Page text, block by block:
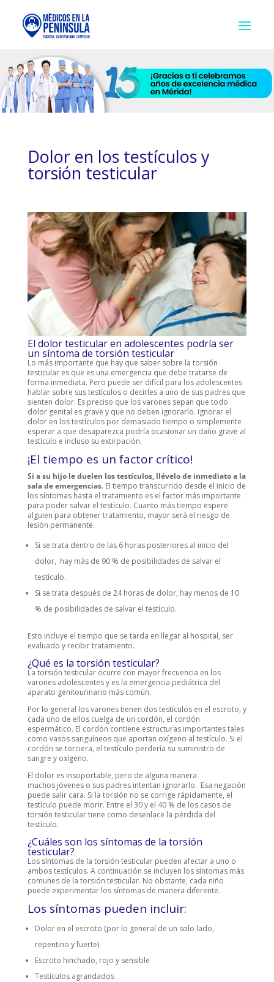
Dolor en los testículos y
torsión testicular
El dolor testicular en adolescentes podría ser
un síntoma de torsión testicular
Lo más importante que hay que saber sobre la torsión
testicular es que es una emergencia que debe tratarse de
forma inmediata. Pero puede ser difícil para los adolescentes
hablar sobre sus testículos o decirles a uno de sus padres que
sienten dolor. Es preciso que los varones sepan que todo
dolor genital es grave y que no deben ignorarlo. Ignorar el
dolor en los testículos por demasiado tiempo o simplemente
esperar a que desaparezca podría ocasionar un daño grave al
testículo e incluso su extirpación.
¡El tiempo es un factor crítico!
Si a su hijo le duelen los testículos, llévelo de inmediato a la
sala de emergencias. El tiempo transcurrido desde el inicio de
los síntomas hasta el tratamiento es el factor más importante
para poder salvar el testículo. Cuanto más tiempo espere
alguien para obtener tratamiento, mayor será el riesgo de
lesión permanente.
Si se trata dentro de las 6 horas posteriores al inicio del
dolor, hay más de 90 % de posibilidades de salvar el
testículo.
Si se trata después de 24 horas de dolor, hay menos de 10
% de posibilidades de salvar el testículo.
Esto incluye el tiempo que se tarda en llegar al hospital, ser
evaluado y recibir tratamiento.
¿Qué es la torsión testicular?
La torsión testicular ocurre con mayor frecuencia en los
varones adolescentes y es la emergencia pediátrica del
aparato genitourinario más común.
Por lo general los varones tienen dos testículos en el escroto, y
cada uno de ellos cuelga de un cordón, el cordón
espermático. El cordón contiene estructuras importantes tales
como vasos sanguíneos que aportan oxígeno al testículo. Si el
cordón se torciera, el testículo perdería su suministro de
sangre y oxígeno.
El dolor es insoportable, pero de alguna manera
muchos jóvenes o sus padres intentan ignorarlo. Esa negación
puede salir cara. Si la torsión no se corrige rápidamente, el
testículo puede morir. Entre el 30 y el 40 % de los casos de
torsión testicular tiene como desenlace la pérdida del
testículo.
¿Cuáles son los síntomas de la torsión
testicular?
Los síntomas de la torsión testicular pueden afectar a uno o
ambos testículos. A continuación se incluyen los síntomas más
comunes de la torsión testicular. No obstante, cada niño
puede experimentar los síntomas de manera diferente.
Los síntomas pueden incluir:
Dolor en el escroto (por lo general de un solo lado,
repentino y fuerte)
Escroto hinchado, rojo y sensible
Testículos agrandados